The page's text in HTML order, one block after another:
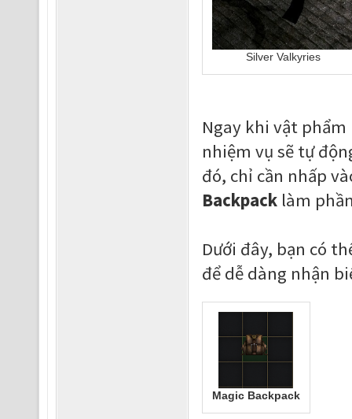
Silver Valkyries
Ngay khi vật phẩm
nhiệm vụ sẽ tự
đó, chỉ cần nhấp
Backpacklàm
Dưới đây, bạn có
để dễ dàng nhận
Magic Backpack